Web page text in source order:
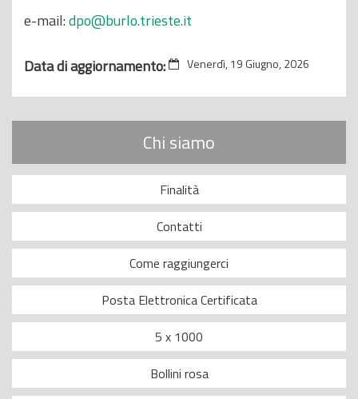
e-mail:dpo@burlo.trieste.it
Data di aggiornamento: Venerdì, 19 Giugno, 2026
Chi siamo
Finalità
Contatti
Come raggiungerci
Posta Elettronica Certificata
5 x 1000
Bollini rosa